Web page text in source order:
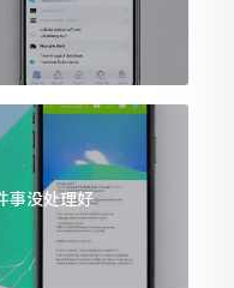
事没处理好